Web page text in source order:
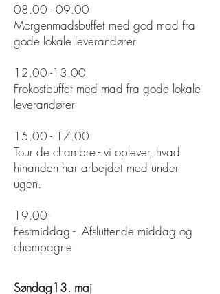
08.00 - 09.00
Morgenmadsbuffet med god mad fra
gode lokale leverandører
12.00 -13.00
Frokostbuffet med mad fra gode lokale
leverandører
15.00 - 17.00
Tour de chambre - vi oplever, hvad
hinanden har arbejdet med under
ugen.
19.00-
Festmiddag - Afsluttende middag og
champagne
Søndag13. maj